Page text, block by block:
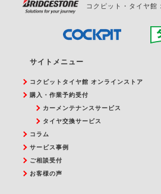
コクピット・タイヤ館
サイトメニュー
コクピットタイヤ館 オンラインストア
購入・作業予約受付
カーメンテナンスサービス
タイヤ交換サービス
コラム
サービス事例
ご相談受付
お客様の声